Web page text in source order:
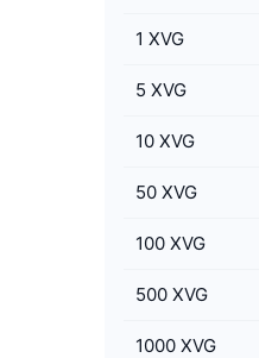
1 XVG
5 XVG
10 XVG
50 XVG
100 XVG
500 XVG
1000 XVG